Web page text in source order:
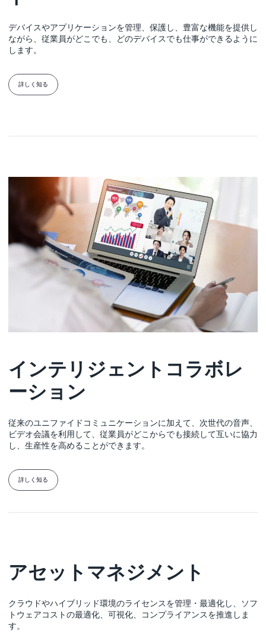
デバイスやアプリケーションを管理、保護し、豊富な機能を提供し
ながら、従業員がどこでも、どのデバイスでも仕事ができるように
します。
詳しく知る
インテリジェントコラボレ
ーション
従来のユニファイドコミュニケーションに加えて、次世代の音声、
ビデオ会議を利用して、従業員がどこからでも接続して互いに協力
し、生産性を高めることができます。
詳しく知る
アセットマネジメント
クラウドやハイブリッド環境のライセンスを管理・最適化し、ソフ
トウェアコストの最適化、可視化、コンプライアンスを推進しま
す。